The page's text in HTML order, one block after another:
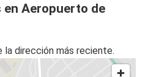
en Aeropuerto de
dirección más reciente.